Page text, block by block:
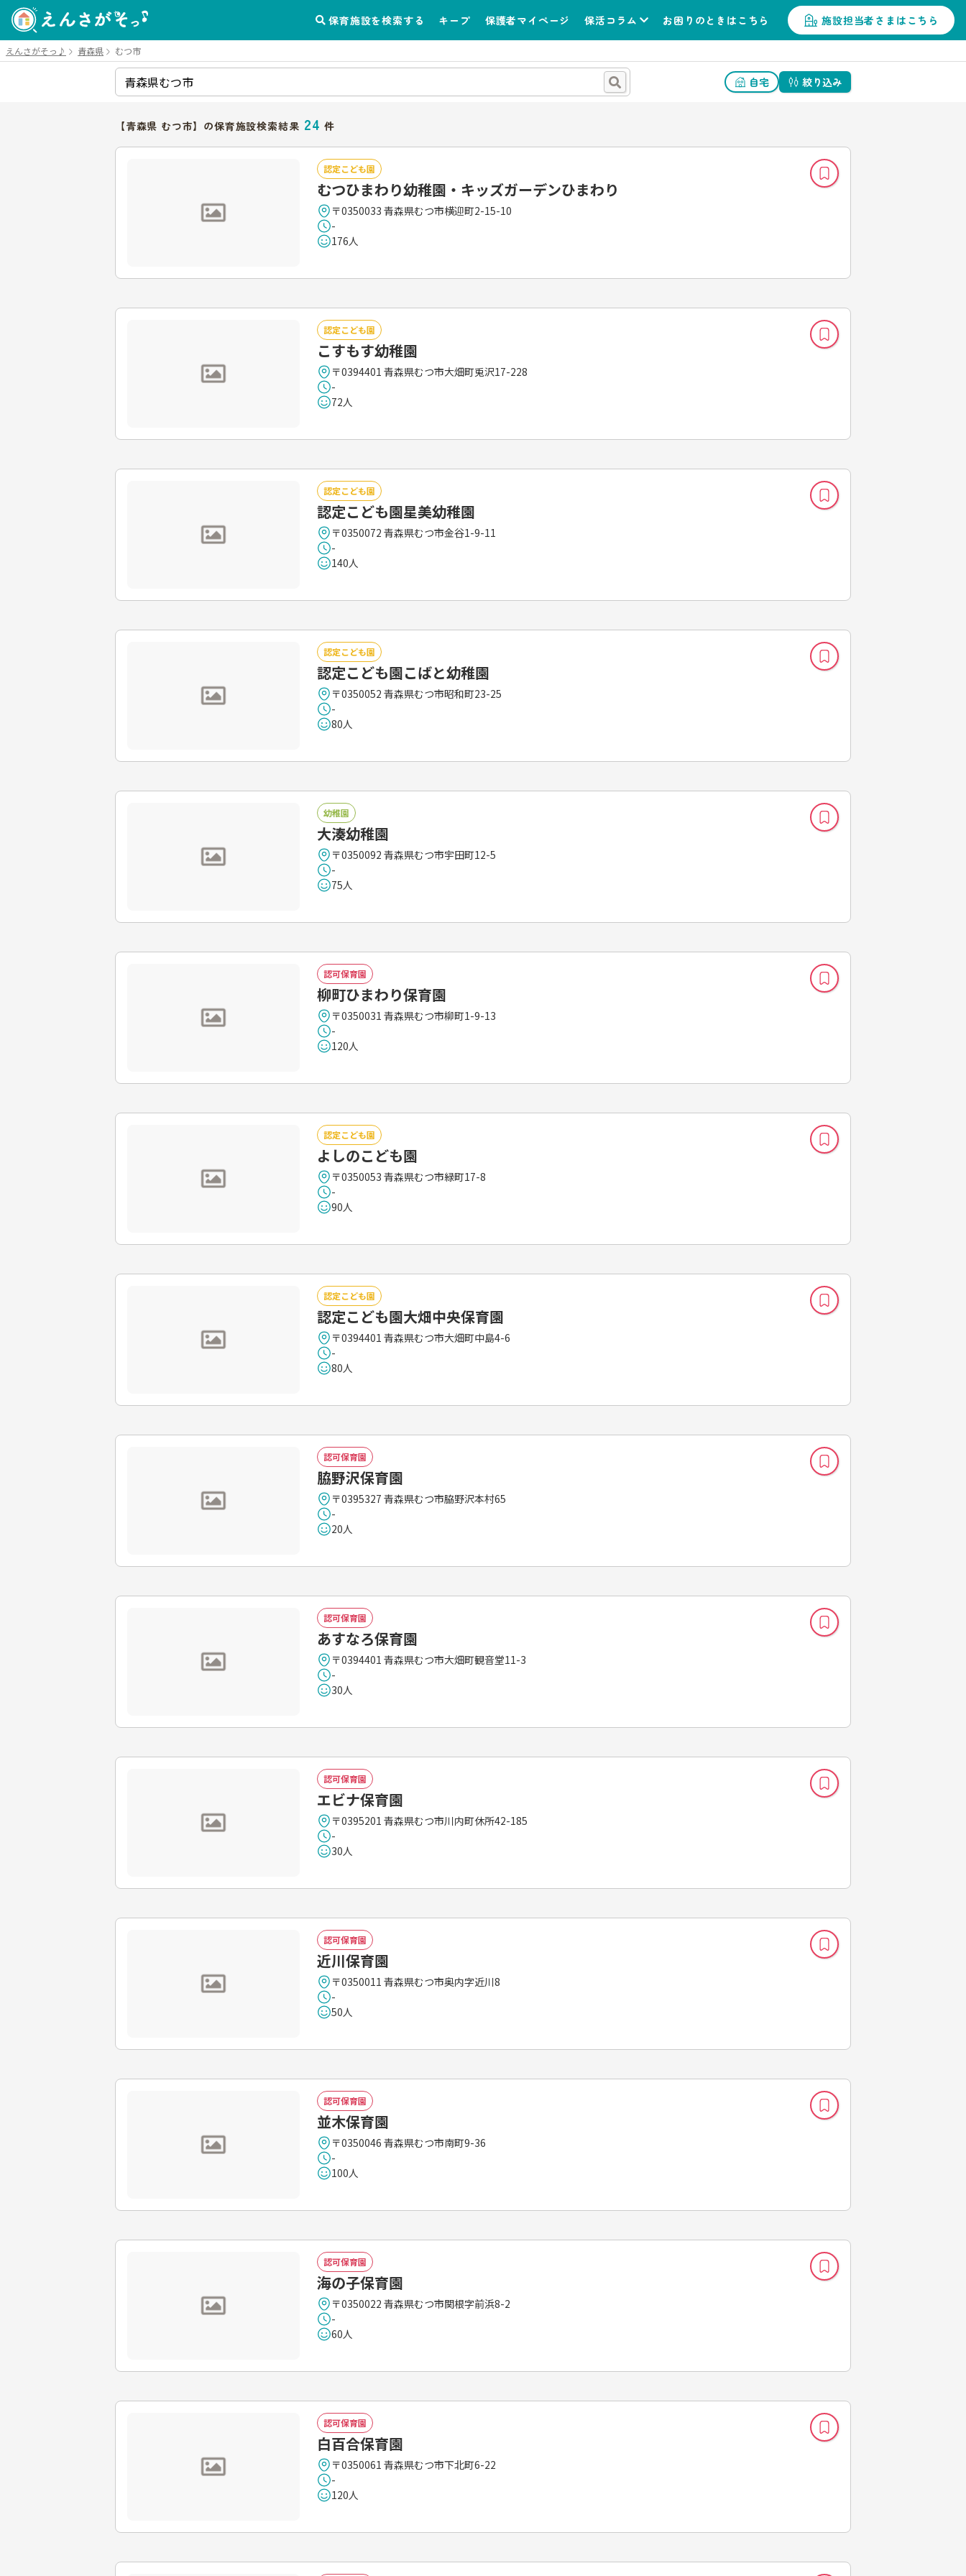
保育施設を検索する キープ 保護者マイページ 保活コラム お困りのときはこちら 施設担当者さまはこちら
えんさがそっ♪ 青森県 むつ市
自宅 絞り込み
【青森県 むつ市】の保育施設検索結果 24 件
認定こども園
むつひまわり幼稚園・キッズガーデンひまわり
〒0350033 青森県むつ市横迎町2-15-10
-
176人
認定こども園
こすもす幼稚園
〒0394401 青森県むつ市大畑町兎沢17-228
-
72人
認定こども園
認定こども園星美幼稚園
〒0350072 青森県むつ市金谷1-9-11
-
140人
認定こども園
認定こども園こばと幼稚園
〒0350052 青森県むつ市昭和町23-25
-
80人
幼稚園
大湊幼稚園
〒0350092 青森県むつ市宇田町12-5
-
75人
認可保育園
柳町ひまわり保育園
〒0350031 青森県むつ市柳町1-9-13
-
120人
認定こども園
よしのこども園
〒0350053 青森県むつ市緑町17-8
-
90人
認定こども園
認定こども園大畑中央保育園
〒0394401 青森県むつ市大畑町中島4-6
-
80人
認可保育園
脇野沢保育園
〒0395327 青森県むつ市脇野沢本村65
-
20人
認可保育園
あすなろ保育園
〒0394401 青森県むつ市大畑町観音堂11-3
-
30人
認可保育園
エビナ保育園
〒0395201 青森県むつ市川内町休所42-185
-
30人
認可保育園
近川保育園
〒0350011 青森県むつ市奥内字近川8
-
50人
認可保育園
並木保育園
〒0350046 青森県むつ市南町9-36
-
100人
認可保育園
海の子保育園
〒0350022 青森県むつ市関根字前浜8-2
-
60人
認可保育園
白百合保育園
〒0350061 青森県むつ市下北町6-22
-
120人